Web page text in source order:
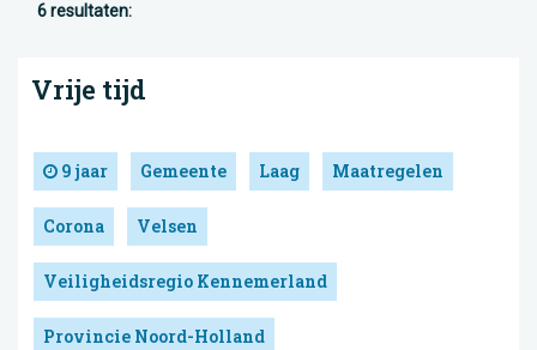
6 resultaten:
Vrije tijd
9 jaar Gemeente Laag Maatregelen
Corona Velsen
Veiligheidsregio Kennemerland
Provincie Noord-Holland